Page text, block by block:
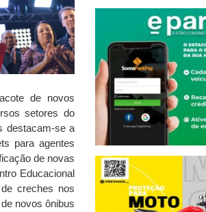
de novos
setores do
destacam-se a
para agentes
de novas
Educacional
creches nos
novos ônibus